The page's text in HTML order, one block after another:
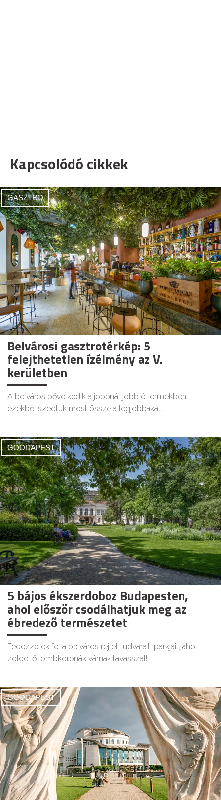
Kapcsolódó cikkek
GASZTRO
Belvárosi gasztrotérkép: 5
felejthetetlen ízélmény az V.
kerületben
A belváros bővelkedik a jobbnál jobb éttermekben,
ezekből szedtük most össze a legjobbakat.
GOODAPEST
5 bájos ékszerdoboz Budapesten,
ahol először csodálhatjuk meg az
ébredező természetet
Fedezzétek fel a belváros rejtett udvarait, parkjait, ahol
zöldellő lombkoronák várnak tavasszal!
GOODAPEST